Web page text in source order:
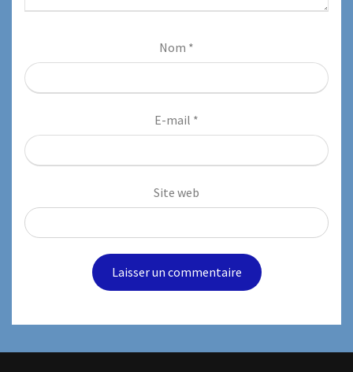
Nom *
E-mail *
Site web